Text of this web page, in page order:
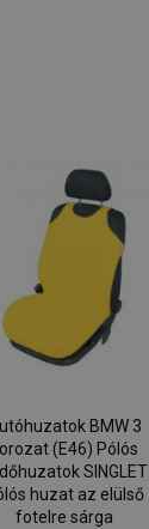
BMW 3
(E46) Pólós
SINGLET
huzat az elülső
fotelre sárga